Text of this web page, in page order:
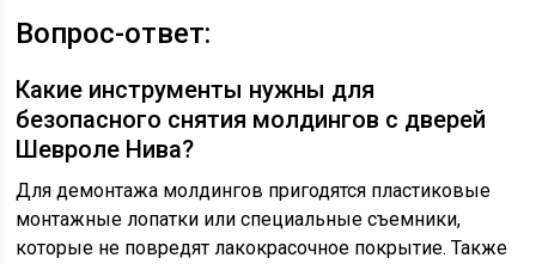
Вопрос-ответ:
Какие инструменты нужны для
безопасного снятия молдингов с дверей
Шевроле Нива?
Для демонтажа молдингов пригодятся пластиковые
монтажные лопатки или специальные съемники,
которые не повредят лакокрасочное покрытие. Также